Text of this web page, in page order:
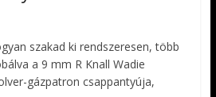
szakad ki rendszeresen, több
a 9 mm R Knall Wadie
gázpatron csappantyúja,